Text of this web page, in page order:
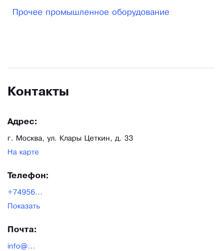
быстро вопросы, связанные с комплектацией
Вашим высоким требованиям, и мы станем
Прочее промышленное оборудование
Контакты
Адрес:
г. Москва, ул. Клары Цеткин, д. 33
На карте
Телефон:
+74956...
Показать
Почта:
info@...